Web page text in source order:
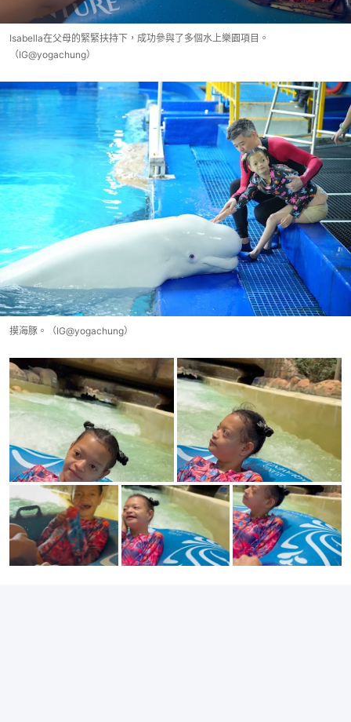
Isabella在父母的緊緊扶持下，成功參與了多個水上樂園項目。
（IG@yogachung）
摸海豚。（IG@yogachung）